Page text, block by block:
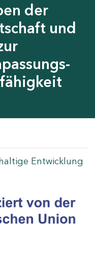
der
und
Entwicklung